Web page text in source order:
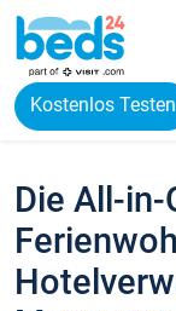
Kostenlos Testen
Die All-